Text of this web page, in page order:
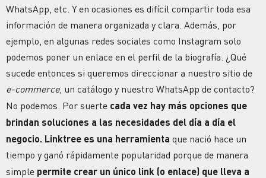
WhatsApp, etc. Y en ocasiones es difícil compartir toda esa
información de manera organizada y clara. Además, por
ejemplo, en algunas redes sociales como Instagram solo
podemos poner un enlace en el perfil de la biografía. ¿Qué
sucede entonces si queremos direccionar a nuestro sitio de
e-commerce, un catálogo y nuestro WhatsApp de contacto?
No podemos. Por suerte cada vez hay más opciones que
brindan soluciones a las necesidades del día a día el
negocio. Linktree es una herramienta que nació hace un
tiempo y ganó rápidamente popularidad porque de manera
simple permite crear un único link (o enlace) que lleva a